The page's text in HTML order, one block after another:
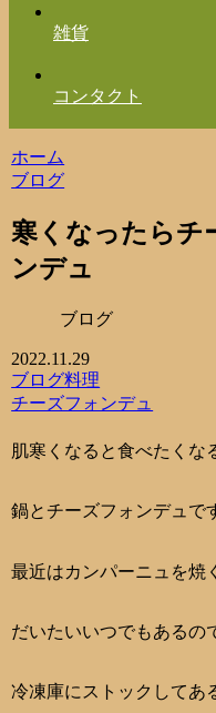
雑貨
コンタクト
ホーム
ブログ
寒くなったらチ
ンデュ
ブログ
2022.11.29
ブログ料理
チーズフォンデュ
肌寒くなると食べたくな
鍋とチーズフォンデュで
最近はカンパーニュを焼
だいたいいつでもあるの
冷凍庫にストックしてあ